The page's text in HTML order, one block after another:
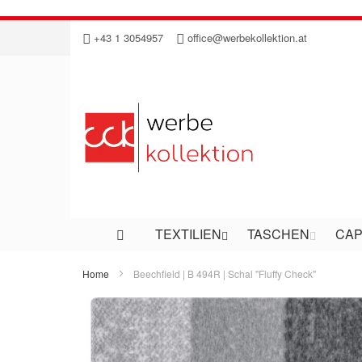
Direkt
Inhalt
+43 1 3054957 office@werbekollektion.at
TEXTILIEN TASCHEN
Home Beechfield | B 494R | Schal "Fluffy Check"
Zum
Ende
der
Bildergalerie